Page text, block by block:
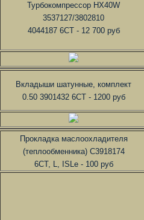
Турбокомпрессор HX40W
3537127/3802810
4044187 6CT - 12 700 руб
Вкладыши шатунные, комплект
0.50 3901432 6CT - 1200 руб
Прокладка маслоохладителя
(теплообменника) C3918174
6CT, L, ISLe - 100 руб